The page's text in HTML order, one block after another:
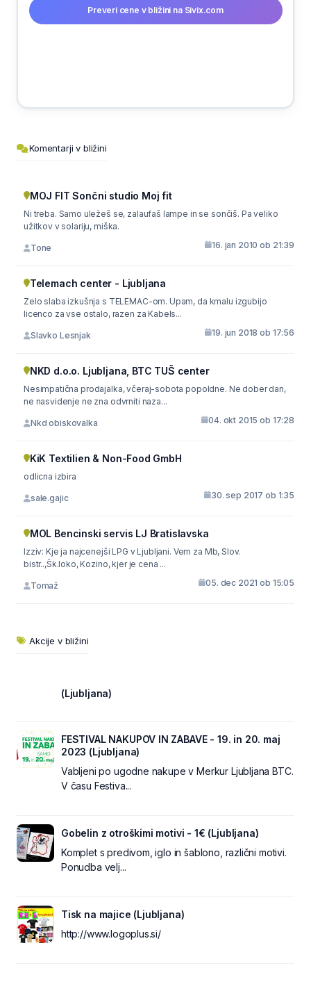
Preveri cene v bližini na Sivix.com
Komentarji v bližini
MOJ FIT Sončni studio Moj fit
Ni treba. Samo uležeš se, zalaufaš lampe in se sončiš. Pa veliko
užitkov v solariju, miška.
Tone 16. jan 2010 ob 21:39
Telemach center - Ljubljana
Zelo slaba izkušnja s TELEMAC-om. Upam, da kmalu izgubijo
licenco za vse ostalo, razen za Kabels...
Slavko Lesnjak 19. jun 2018 ob 17:56
NKD d.o.o. Ljubljana, BTC TUŠ center
Nesimpatična prodajalka, včeraj-sobota popoldne. Ne dober dan,
ne nasvidenje ne zna odvrniti naza...
Nkd obiskovalka 04. okt 2015 ob 17:28
KiK Textilien & Non-Food GmbH
odlicna izbira
sale.gajic 30. sep 2017 ob 1:35
MOL Bencinski servis LJ Bratislavska
Izziv: Kje ja najcenejši LPG v Ljubljani. Vem za Mb, Slov.
bistr..,Šk.loko, Kozino, kjer je cena ...
Tomaž 05. dec 2021 ob 15:05
Akcije v bližini
(Ljubljana)
FESTIVAL NAKUPOV IN ZABAVE - 19. in 20. maj
2023 (Ljubljana)
Vabljeni po ugodne nakupe v Merkur Ljubljana BTC.
V času Festiva...
Gobelin z otroškimi motivi - 1€ (Ljubljana)
Komplet s predivom, iglo in šablono, različni motivi.
Ponudba velj...
Tisk na majice (Ljubljana)
http://www.logoplus.si/